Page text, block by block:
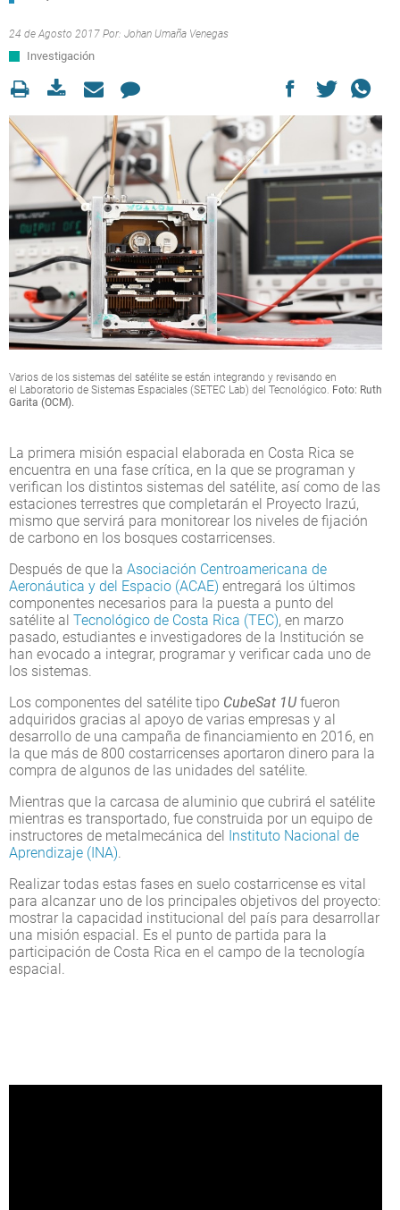
24 de Agosto 2017 Por: Johan Umaña Venegas
Investigación
Varios de los sistemas del satélite se están integrando y revisando en
el Laboratorio de Sistemas Espaciales (SETEC Lab) del Tecnológico. Foto: Ruth
Garita (OCM).
La primera misión espacial elaborada en Costa Rica se
encuentra en una fase crítica, en la que se programan y
verifican los distintos sistemas del satélite, así como de las
estaciones terrestres que completarán el Proyecto Irazú,
mismo que servirá para monitorear los niveles de fijación
de carbono en los bosques costarricenses.
Después de que la Asociación Centroamericana de
Aeronáutica y del Espacio (ACAE) entregará los últimos
componentes necesarios para la puesta a punto del
satélite al Tecnológico de Costa Rica (TEC), en marzo
pasado, estudiantes e investigadores de la Institución se
han evocado a integrar, programar y verificar cada uno de
los sistemas.
Los componentes del satélite tipo CubeSat 1Ufueron
adquiridos gracias al apoyo de varias empresas y al
desarrollo de una campaña de financiamiento en 2016, en
la que más de 800 costarricenses aportaron dinero para la
compra de algunos de las unidades del satélite.
Mientras que la carcasa de aluminio que cubrirá el satélite
mientras es transportado, fue construida por un equipo de
instructores de metalmecánica del Instituto Nacional de
Aprendizaje (INA).
Realizar todas estas fases en suelo costarricense es vital
para alcanzar uno de los principales objetivos del proyecto:
mostrar la capacidad institucional del país para desarrollar
una misión espacial. Es el punto de partida para la
participación de Costa Rica en el campo de la tecnología
espacial.